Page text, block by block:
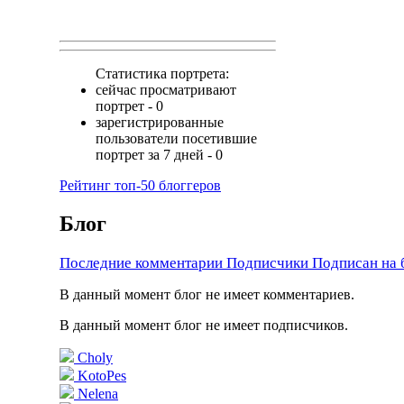
Статистика портрета:
сейчас просматривают
портрет - 0
зарегистрированные
пользователи посетившие
портрет за 7 дней - 0
Рейтинг топ-50 блоггеров
Блог
Последние комментарии Подписчики Подписан на
В данный момент блог не имеет комментариев.
В данный момент блог не имеет подписчиков.
Choly
KotoPes
Nelena